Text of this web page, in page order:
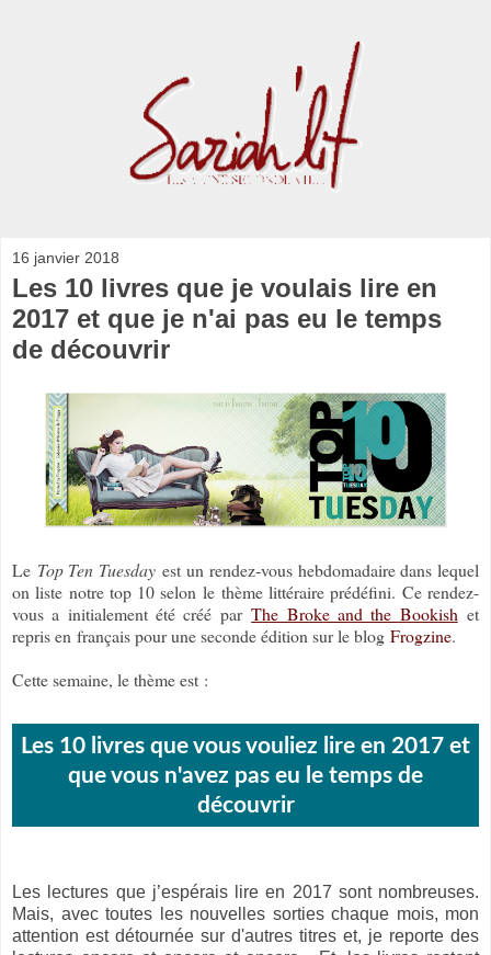
16 janvier 2018
Les 10 livres que je voulais lire en
2017 et que je n'ai pas eu le temps
de découvrir​
Le Top Ten Tuesday est un rendez-vous hebdomadaire dans lequel
on liste notre top 10 selon le thème littéraire prédéfini. Ce rendez-
vous a initialement été créé parThe Broke and the Bookish et
repris en français pour une seconde édition sur le blog Frogzine.
Cette semaine, le thème est :
Les 10 livres que vous vouliez lire en 2017 et
que vous n'avez pas eu le temps de
découvrir​
Les lectures que j’espérais lire en 2017 sont nombreuses.
Mais, avec toutes les nouvelles sorties chaque mois, mon
attention est détournée sur d'autres titres et, je reporte des